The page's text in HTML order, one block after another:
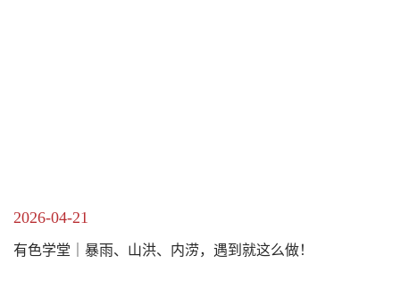
2026-04-21
有色学堂｜暴雨、山洪、内涝，遇到就这么做！